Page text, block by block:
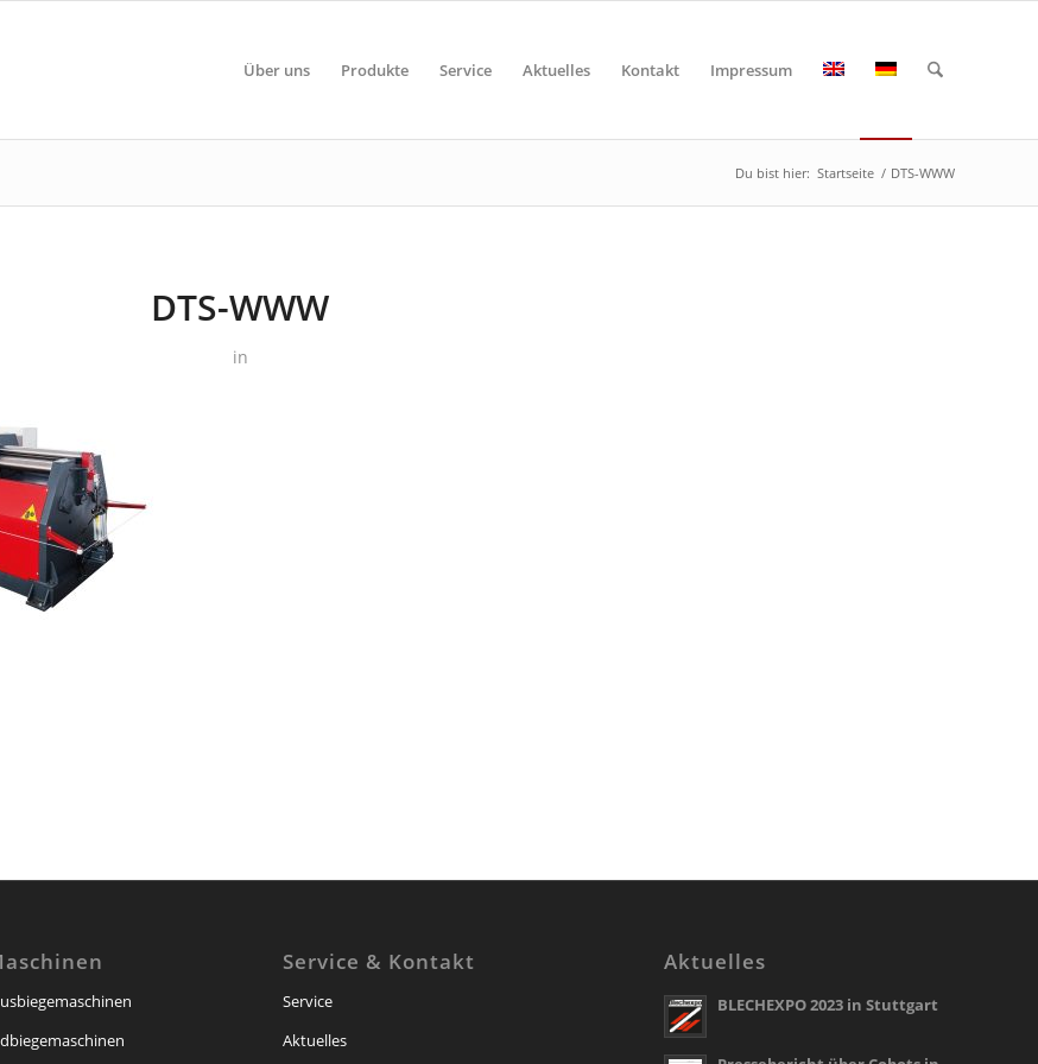
Über uns Produkte Service Aktuelles Kontakt Impressum
Du bist hier: Startseite / DTS-WWW
DTS-WWW
in
Service & Kontakt
Service
Aktuelles
Aktuelles
BLECHEXPO 2023 in Stuttgart